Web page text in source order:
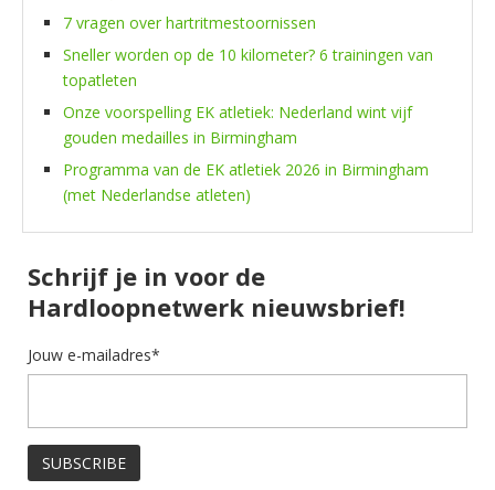
7 vragen over hartritmestoornissen
Sneller worden op de 10 kilometer? 6 trainingen van
topatleten
Onze voorspelling EK atletiek: Nederland wint vijf
gouden medailles in Birmingham
Programma van de EK atletiek 2026 in Birmingham
(met Nederlandse atleten)
Schrijf je in voor de
Hardloopnetwerk nieuwsbrief!
Jouw e-mailadres*